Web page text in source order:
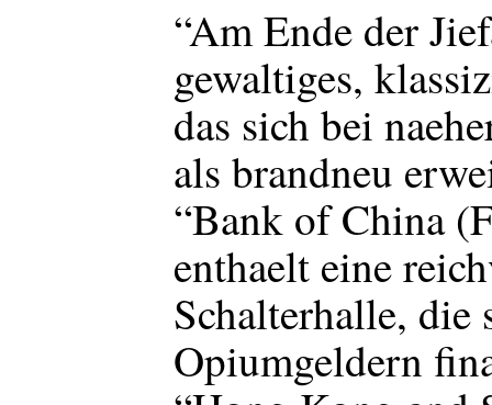
“Am Ende der
gewaltiges,
das sich bei
als brandneu
“Bank of China
enthaelt eine
Schalterhalle, die
Opiumgeldern